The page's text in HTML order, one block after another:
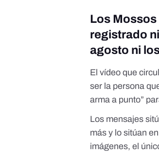
Los
registrado
agosto ni
El vídeo que
ser la persona
arma a punto”
Los mensajes
más y lo sitúan
imágenes, el